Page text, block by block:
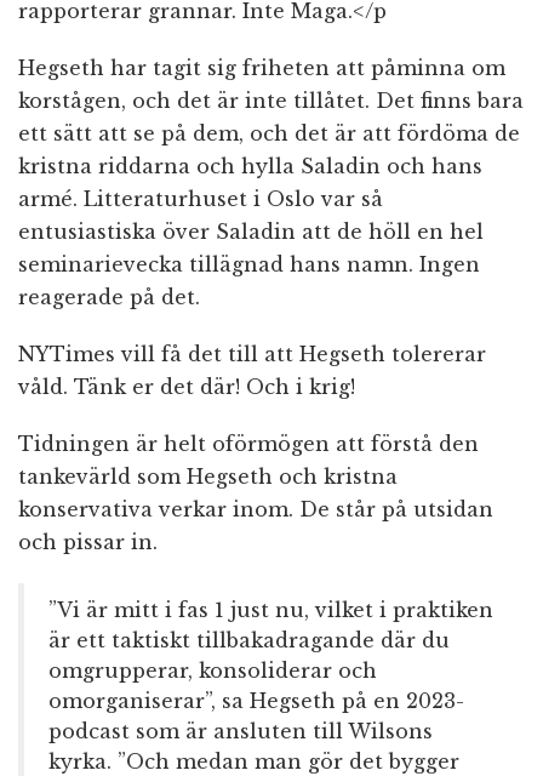
rapporterar grannar. Inte Maga.</p
Hegseth har tagit sig friheten att påminna om
korstågen, och det är inte tillåtet. Det finns bara
ett sätt att se på dem, och det är att fördöma de
kristna riddarna och hylla Saladin och hans
armé. Litteraturhuset i Oslo var så
entusiastiska över Saladin att de höll en hel
seminarievecka tillägnad hans namn. Ingen
reagerade på det.
NYTimes vill få det till att Hegseth tolererar
våld. Tänk er det där! Och i krig!
Tidningen är helt oförmögen att förstå den
tankevärld som Hegseth och kristna
konservativa verkar inom. De står på utsidan
och pissar in.
”Vi är mitt i fas 1 just nu, vilket i praktiken
är ett taktiskt tillbakadragande där du
omgrupperar, konsoliderar och
omorganiserar”, sa Hegseth på en 2023-
podcast som är ansluten till Wilsons
kyrka. ”Och medan man gör det bygger